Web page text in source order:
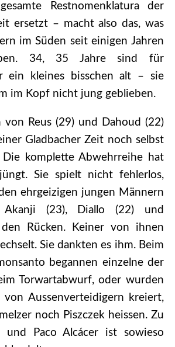
Restnomenklatura der
ersetzt – macht also das, was
im Süden seit einigen Jahren
34, 35 Jahre sind für
ein kleines bisschen alt – sie
im Kopf nicht jung geblieben.
von Reus (29) und Dahoud (22)
Gladbacher Zeit noch selbst
komplette Abwehrreihe hat
Sie spielt nicht fehlerlos,
ehrgeizigen jungen Männern
Akanji (23), Diallo (22) und
den Rücken. Keiner von ihnen
Sie dankten es ihm. Beim
begannen einzelne der
Torwartabwurf, oder wurden
von Aussenverteidigern kreiert,
noch Piszczek heissen. Zu
und Paco Alcácer ist sowieso